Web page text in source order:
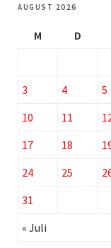
AUGUST 2026
M D
3
4 5
10
11
17
18
24
25
31
« Juli